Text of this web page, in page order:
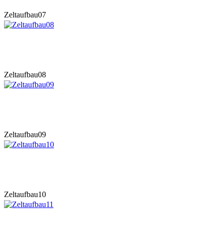
Zeltaufbau07
Zeltaufbau08
Zeltaufbau09
Zeltaufbau10